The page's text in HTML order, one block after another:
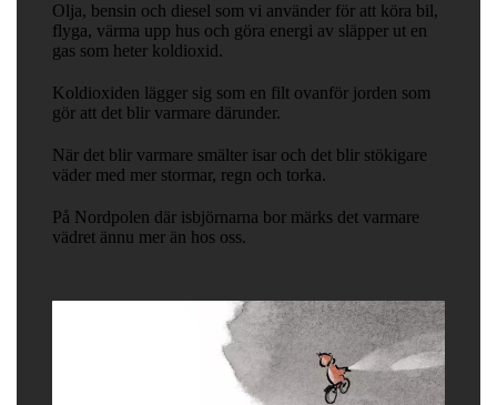
Olja, bensin och diesel som vi använder för att köra bil,
flyga, värma upp hus och göra energi av släpper ut en
gas som heter koldioxid.
Koldioxiden lägger sig som en filt ovanför jorden som
gör att det blir varmare därunder.
När det blir varmare smälter isar och det blir stökigare
väder med mer stormar, regn och torka.
På Nordpolen där isbjörnarna bor märks det varmare
vädret ännu mer än hos oss.